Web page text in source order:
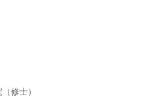
修士）